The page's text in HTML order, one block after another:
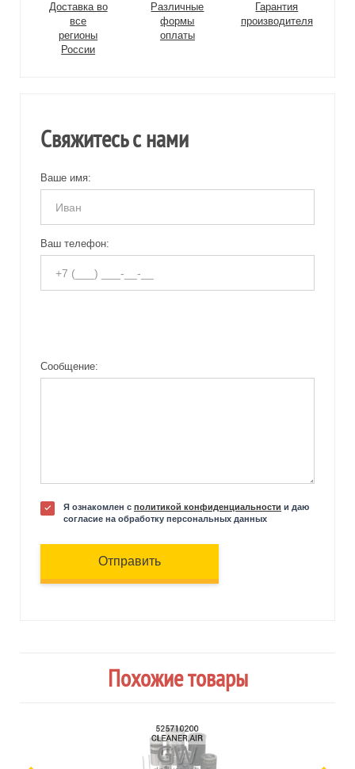
Доставка во
все
регионы
России
Различные
формы
оплаты
Гарантия
производителя
Свяжитесь с нами
Ваше имя:
Ваш телефон:
Сообщение:
Я ознакомлен с политикой конфиденциальности и даю
согласие на обработку персональных данных
Отправить
Похожие товары